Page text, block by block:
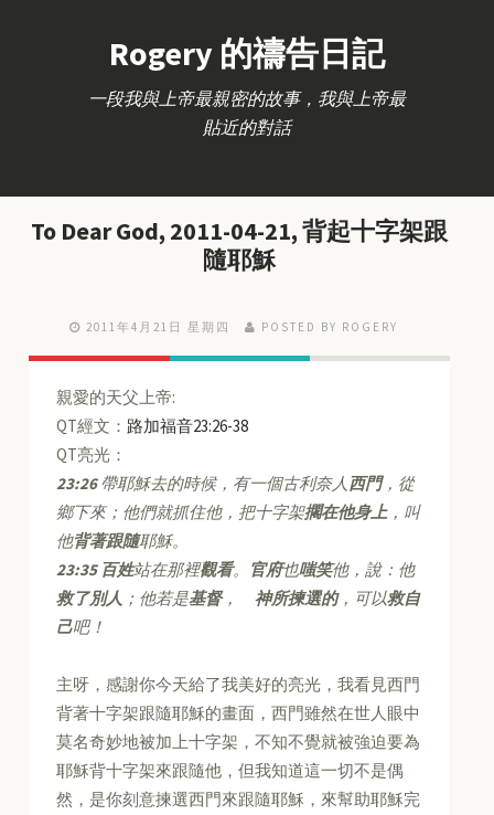
Rogery 的禱告日記
一段我與上帝最親密的故事，我與上帝最
貼近的對話
To Dear God, 2011-04-21, 背起十字架跟
隨耶穌
2011年4月21日 星期四 POSTED BY ROGERY
親愛的天父上帝:
QT經文： 路加福音23:26-38
QT亮光：
23:26帶耶穌去的時候，有一個古利奈人 西門，從
鄉下來；他們就抓住他，把十字架擱在他身上，叫
他背著跟隨耶穌。
23:35 百姓站在那裡觀看。 官府也嗤笑他，說：他
救了別人 ；他若是基督，神所揀選的，可以救自
己吧！
主呀，感謝你今天給了我美好的亮光，我看見西門
背著十字架跟隨耶穌的畫面，西門雖然在世人眼中
莫名奇妙地被加上十字架，不知不覺就被強迫要為
耶穌背十字架來跟隨他，但我知道這一切不是偶
然，是你刻意揀選西門來跟隨耶穌，來幫助耶穌完